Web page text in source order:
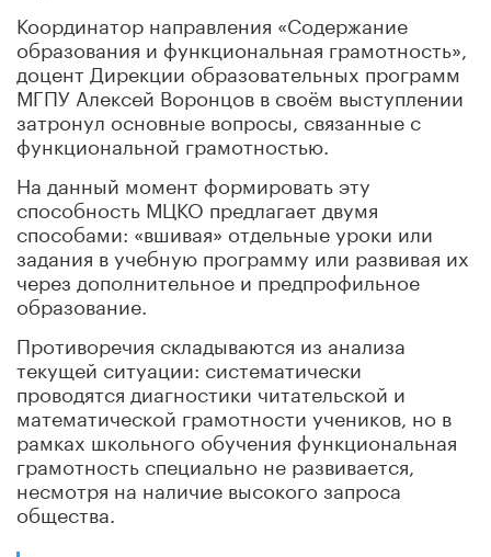
Координатор направления «Содержание
образования и функциональная грамотность»,
доцент Дирекции образовательных программ
МГПУ Алексей Воронцов в своём выступлении
затронул основные вопросы, связанные с
функциональной грамотностью.
На данный момент формировать эту
способность МЦКО предлагает двумя
способами: «вшивая» отдельные уроки или
задания в учебную программу или развивая их
через дополнительное и предпрофильное
образование.
Противоречия складываются из анализа
текущей ситуации: систематически
проводятся диагностики читательской и
математической грамотности учеников, но в
рамках школьного обучения функциональная
грамотность специально не развивается,
несмотря на наличие высокого запроса
общества.